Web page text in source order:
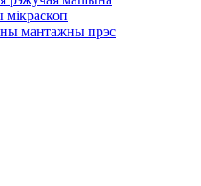
мікраскоп
мантажны прэс